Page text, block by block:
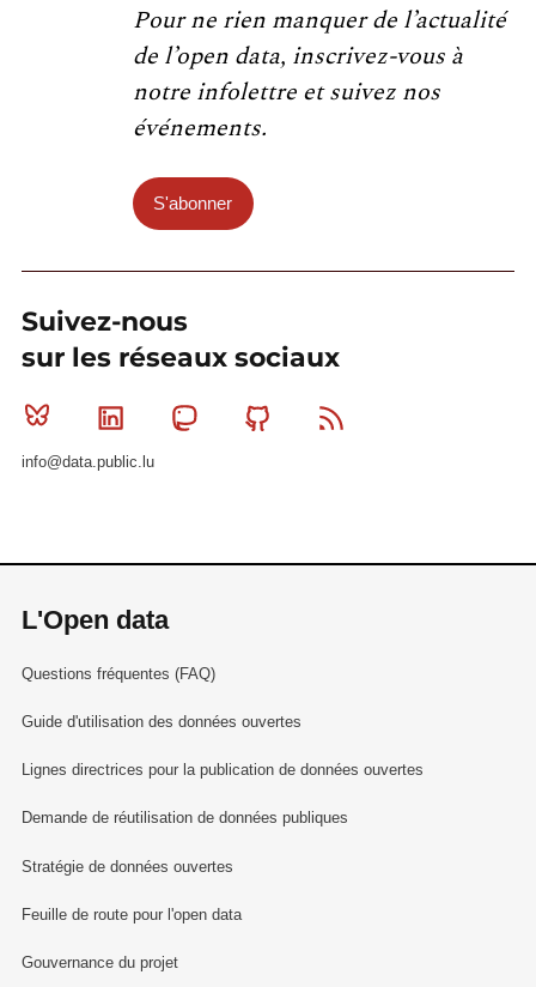
Pour ne rien manquer de l’actualité
de l’open data, inscrivez-vous à
notre infolettre et suivez nos
événements.
S'abonner
Suivez-nous
sur les réseaux sociaux
Bluesky Linkedin MastodonGithub
info@data.public.lu
L'Open data
Questions fréquentes (FAQ)
Guide d'utilisation des données ouvertes
Lignes directrices pour la publication de données ouvertes
Demande de réutilisation de données publiques
Stratégie de données ouvertes
Feuille de route pour l'open data
Gouvernance du projet